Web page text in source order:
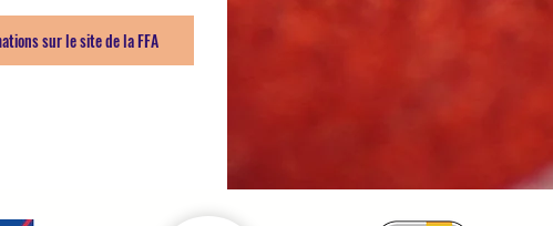
sur le site de la FFA